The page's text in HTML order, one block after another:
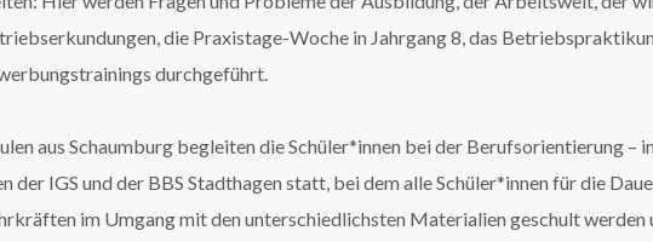
die Praxistage-Woche in Jahrgang 8, das
durchgeführt.
aus Schaumburg begleiten die Schüler*innen bei der Berufsorientierung –
der IGS und der BBS Stadthagen statt, bei dem alle Schüler*innen für die
im Umgang mit den unterschiedlichsten Materialien geschult